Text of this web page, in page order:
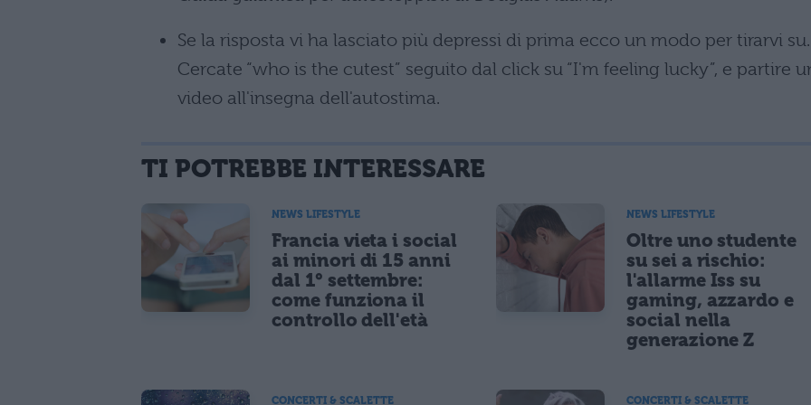
Se la risposta vi ha lasciato più depressi di prima ecco un modo per tirarvi su.
Cercate “who is the cutest” seguito dal click su “I'm feeling lucky”, e partire
video all'insegna dell'autostima.
TI POTREBBE INTERESSARE
NEWS LIFESTYLE
Francia vieta i social
ai minori di 15 anni
dal 1° settembre:
come funziona il
controllo dell'età
NEWS LIFESTYLE
Oltre uno studente
su sei a rischio:
l'allarme Iss su
gaming, azzardo e
social nella
generazione Z
CONCERTI & SCALETTE CONCERTI & SCALETTE